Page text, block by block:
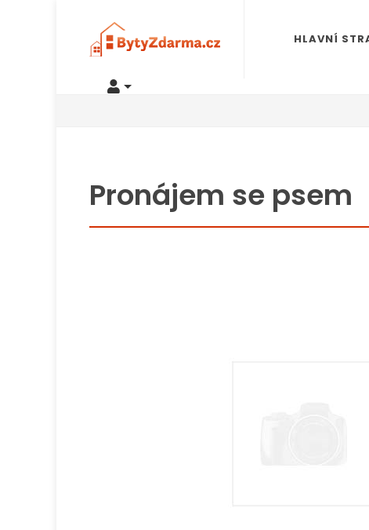
HLAVNÍ
Pronájem se psem